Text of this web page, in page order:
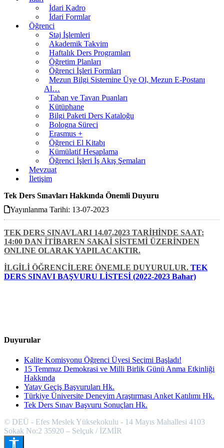
İdari Kadro
İdari Formlar
Öğrenci
Staj İşlemleri
Akademik Takvim
Haftalık Ders Programları
Öğretim Planları
Öğrenci İşleri Formları
Mezun Bilgi Sistemine Üye Ol, Mezun E-Postanı
Al…
Taban ve Tavan Puanları
Kütüphane
Bilgi Paketi Ders Kataloğu
Bologna Süreci
Erasmus +
Öğrenci El Kitabı
Kümülatif Hesaplama
Öğrenci İşleri İş Akış Şemaları
Mevzuat
İletişim
Tek Ders Sınavları Hakkında Önemli Duyuru
Yayınlanma Tarihi: 13-07-2023
TEK DERS SINAVLARI 14.07.2023 TARİHİNDE SAAT:
14:00 DAN İTİBAREN SAKAİ SİSTEMİ ÜZERİNDEN
ONLINE OLARAK YAPILACAKTIR.
İLGİLİ ÖĞRENCİLERE ÖNEMLE DUYURULUR. TEK
DERS SINAVI BAŞVURU LİSTESİ (2022-2023 Bahar)
Duyurular
Kalite Komisyonu Öğrenci Üyesi Seçimi Başladı!
15 Temmuz Demokrasi ve Milli Birlik Günü Anma Etkinliği
Hakkında
Yatay Geçiş Başvuruları Hk.
Türkiye Üniversite Deneyim Araştırması Anket Katılımı Hk.
Tek Ders Sınav Başvuru Sonuçları Hk.
© DEÜ - Efes Meslek Yüksekokulu - 14 Mayıs Mahallesi 4103
Sokak No:2 35920 – Selçuk / İZMİR